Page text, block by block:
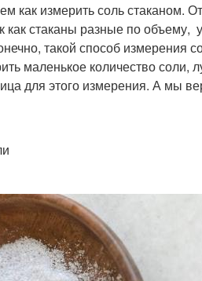
измерить соль стаканом.
стаканы разные по объему,
такой способ измерения
маленькое количество соли,
для этого измерения. А мы